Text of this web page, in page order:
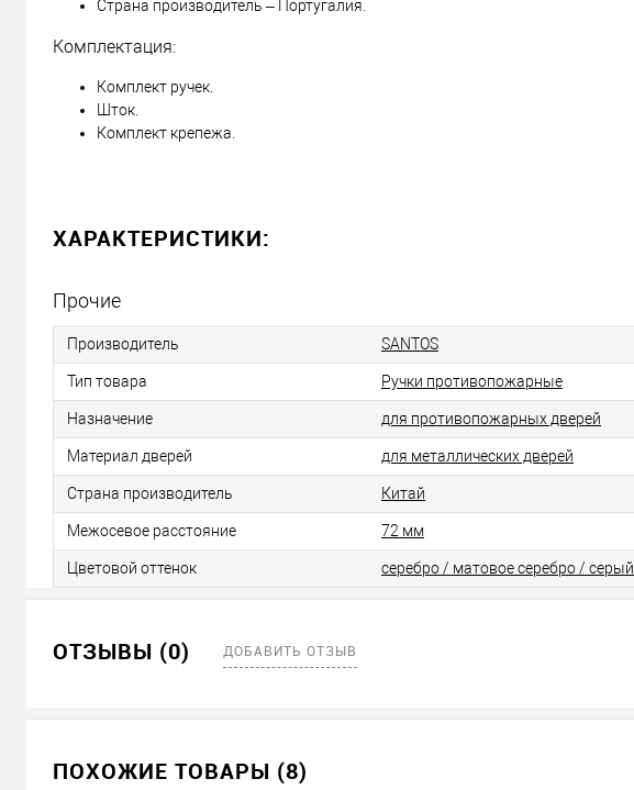
Страна производитель – Португалия.
Комплектация:
Комплект ручек.
Шток.
Комплект крепежа.
ХАРАКТЕРИСТИКИ:
Прочие
Производитель SANTOS
Тип товара Ручки противопожарные
Назначение для противопожарных дверей
Материал дверей для металлических дверей
Страна производитель Китай
Межосевое расстояние 72 мм
Цветовой оттенок серебро / матовое серебро / серый
ОТЗЫВЫ (0) ДОБАВИТЬ ОТЗЫВ
ПОХОЖИЕ ТОВАРЫ (8)